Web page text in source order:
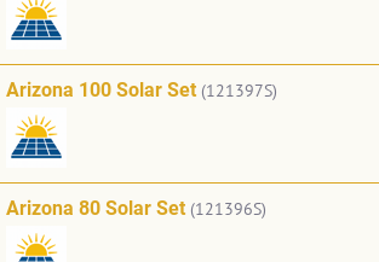
Arizona 100 Solar Set (121397S)
Arizona 80 Solar Set (121396S)